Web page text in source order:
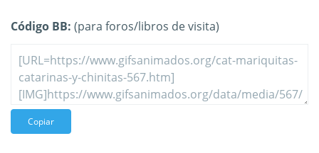
Código BB: (para foros/libros de visita)
Copiar